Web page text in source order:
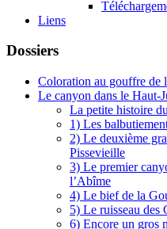
Liens
Dossiers
Coloration au gouffre de
Le canyon dans le Haut-
La petite histoire
1) Les
2) Le deuxième
Pissevieille
3) Le premier
l’Abîme
4) Le bief de la
5) Le ruisseau des
6) Encore un gros